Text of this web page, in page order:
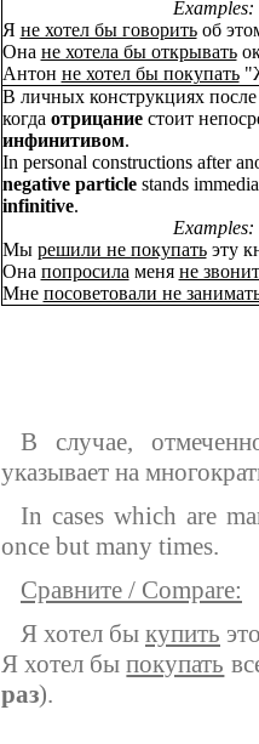
Examples:
Я не хотел бы говоритьоб
Она не хотела бы открывать
Антон не хотел бы покупать
В личных конструкциях после
когда отрицаниестоит
инфинитивом.
In personal constructions after
negative particlestands
infinitive.
Examples:
Мы решили не покупатьэту
Она попросила меня не
Мне посоветовали не
В случае,
указывает на
In cases which are
once but many times.
Сравните / Compare:
Я хотел бы купить
Я хотел быпокупать
раз).